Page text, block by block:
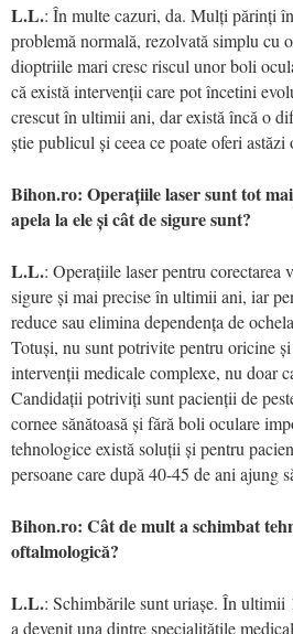
L.L.: În multe cazuri, da. Mulți părinți
problemă normală, rezolvată simplu cu
dioptriile mari cresc riscul unor boli
că există intervenții care pot încetini
crescut în ultimii ani, dar există încă o
știe publicul și ceea ce poate oferi
Bihon.ro: Operațiile laser sunt tot
apela la ele și cât de sigure sunt?
L.L.: Operațiile laser pentru corectarea
sigure și mai precise în ultimii ani, iar
reduce sau elimina dependența de
Totuși, nu sunt potrivite pentru oricine
intervenții medicale complexe, nu doar
Candidații potriviți sunt pacienții de
cornee sănătoasă și fără boli oculare
tehnologice există soluții și pentru
persoane care după 40-45 de ani ajung
Bihon.ro: Cât de mult a schimbat
oftalmologică?
L.L.: Schimbările sunt uriașe. În
a devenit una dintre specialitățile